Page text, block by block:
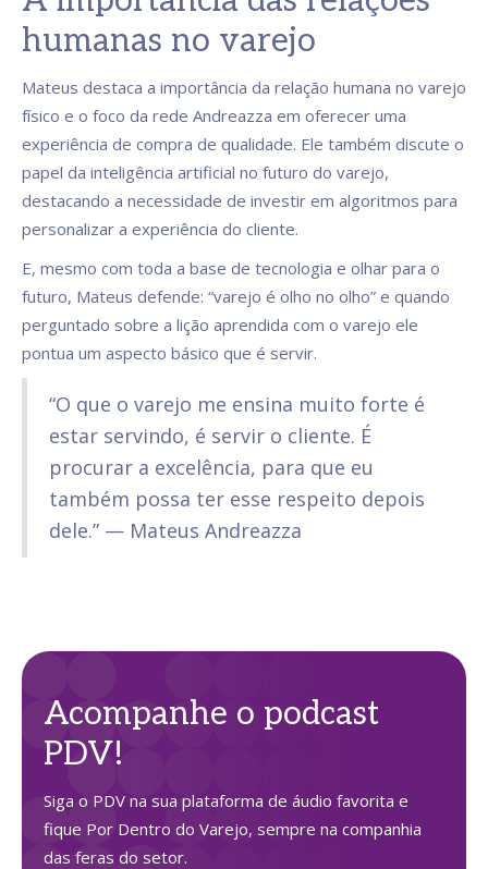
humanas no varejo
Mateus destaca a importância da relação humana no varejo
físico e o foco da rede Andreazza em oferecer uma
experiência de compra de qualidade. Ele também discute o
papel da inteligência artificial no futuro do varejo,
destacando a necessidade de investir em algoritmos para
personalizar a experiência do cliente.
E, mesmo com toda a base de tecnologia e olhar para o
futuro, Mateus defende: “varejo é olho no olho” e quando
perguntado sobre a lição aprendida com o varejo ele
pontua um aspecto básico que é servir.
“O que o varejo me ensina muito forte é
estar servindo, é servir o cliente. É
procurar a excelência, para que eu
também possa ter esse respeito depois
dele.” — Mateus Andreazza
Acompanhe o podcast
PDV!
Siga o PDV na sua plataforma de áudio favorita e
fique Por Dentro do Varejo, sempre na companhia
das feras do setor.